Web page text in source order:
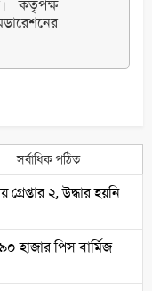
কর্তৃপক্ষ
সর্বাধিক পঠিত
২, উদ্ধার হয়নি
হাজার পিস বার্মিজ